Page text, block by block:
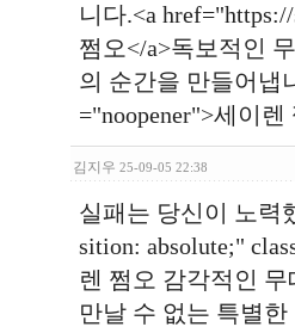
니다.<a
쩜오</a>독보적인
의 순간을 만들어냅
="noopener">세이
김지우 25-09-05 22:38
실패는 당신이 노력
sition: absolute;"
렌 쩜오 감각적인
만날 수 없는 특별